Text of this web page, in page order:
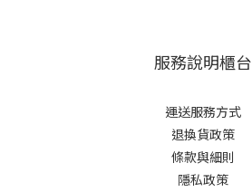
服務說明櫃台
運送服務方式
退換貨政策
條款與細則
隱私政策